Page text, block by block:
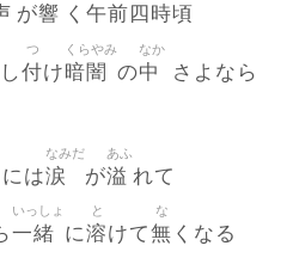
が響 く 午前四時頃
付
つ
け暗闇
くらやみ
の中
なか
さよなら
は涙
なみだ
が溢
あふ
れて
一緒
いっしょ
に溶
と
けて無
な
くなる